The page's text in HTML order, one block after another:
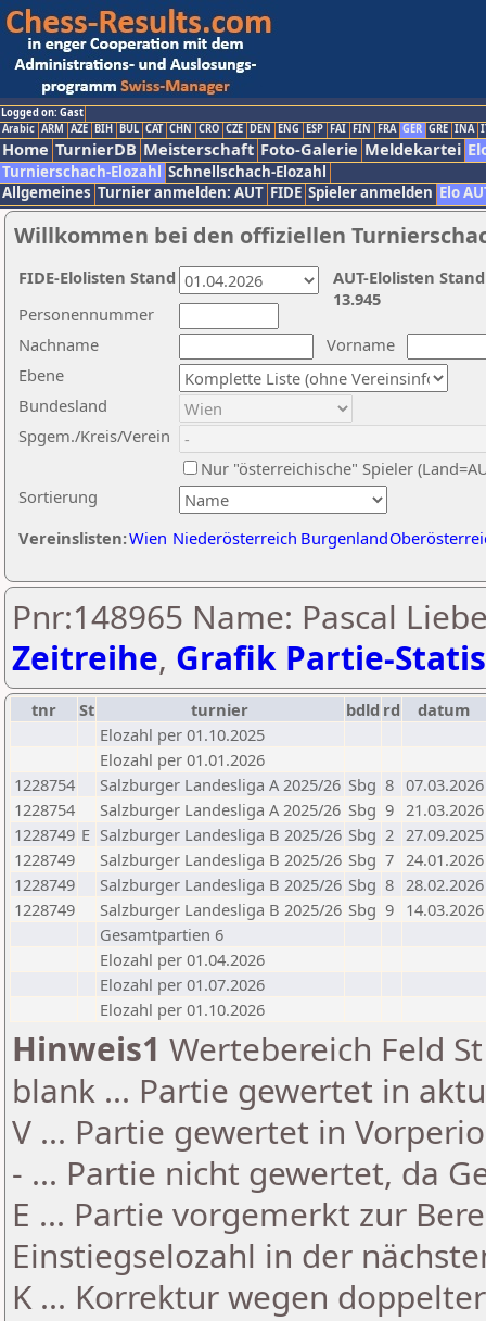
Logged on: Gast
Arabic ARM AZE BIH BUL CAT CHN CRO CZE DEN ENG ESP FAI FIN FRA GER GRE INA
Home TurnierDB Meisterschaft Foto-Galerie Meldekartei
Turnierschach-Elozahl Schnellschach-Elozahl
Allgemeines Turnier anmelden: AUT FIDE Spieler anmelden Elo
Willkommen bei den offiziellen
Nachname
Vorname
Ebene
Sortierung
Personennummer
Bundesland
Spgem./Kreis/Verein
Nur "österreichische" Spieler
Vereinslisten:Wien Niederösterreich Burgenland
AUT-Elolisten
13.945
FIDE-Elolisten Stand
Pnr:148965 Name: Pascal
Zeitreihe, Grafik Partie-
tnr St turnier bdld rd
datum
Elozahl per 01.10.2025
Elozahl per 01.01.2026
1228754
Salzburger Landesliga A 2025/26 Sbg 8 07.03.2026
1228754
Salzburger Landesliga A 2025/26 Sbg 9 21.03.2026
1228749 E Salzburger Landesliga B 2025/26 Sbg 2 27.09.2025
1228749
Salzburger Landesliga B 2025/26 Sbg 7 24.01.2026
1228749
Salzburger Landesliga B 2025/26 Sbg 8 28.02.2026
1228749
Salzburger Landesliga B 2025/26 Sbg 9 14.03.2026
Gesamtpartien 6
Elozahl per 01.04.2026
Elozahl per 01.07.2026
Elozahl per 01.10.2026
Hinweis1 Wertebereich Feld
blank ... Partie gewertet in
V ... Partie gewertet in
- ... Partie nicht gewertet, da
E ... Partie vorgemerkt zur
Einstiegselozahl in der
K ... Korrektur wegen